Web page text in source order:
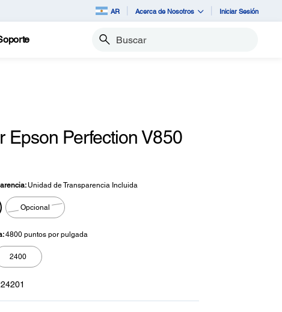
AR Acerca de Nosotros Iniciar Sesión
Buscar
Epson Perfection V850
Unidad de Transparencia Incluida
Opcional
4800 puntos por pulgada
2400